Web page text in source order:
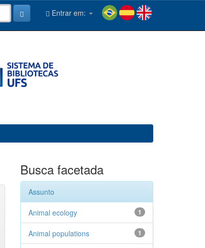
Entrar em:
Busca facetada
Assunto
1
Animal ecology
1
Animal populations